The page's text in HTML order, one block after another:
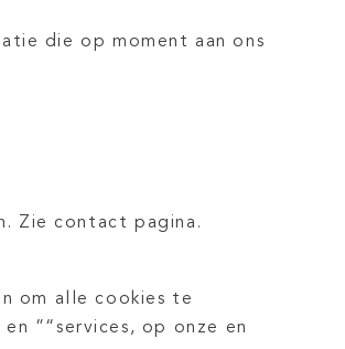
die op moment aan ons
Zie contact pagina.
om alle cookies te
”“services, op onze en